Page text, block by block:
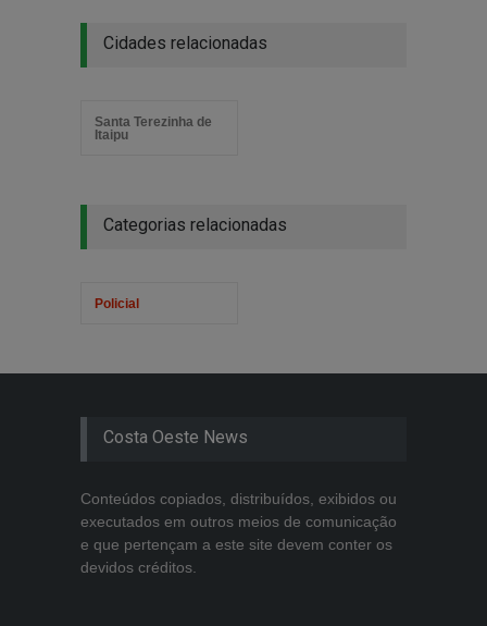
Cidades relacionadas
Santa Terezinha de
Itaipu
Categorias relacionadas
Policial
Costa Oeste News
Conteúdos copiados, distribuídos, exibidos ou
executados em outros meios de comunicação
e que pertençam a este site devem conter os
devidos créditos.